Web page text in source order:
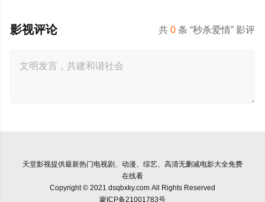
共0 条 “秒杀爱情” 影评
影视评论
天堂影视提供最新热门电视剧、动漫、综艺、高清无删减电影大全免费
在线看
Copyright © 2021 dsqbxky.com All Rights Reserved
蒙ICP备21001783号